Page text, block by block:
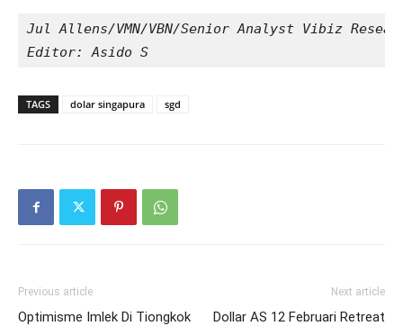
Jul Allens/VMN/VBN/Senior Analyst Vibiz
Editor: Asido S
TAGS dolar singapura sgd
Previous article
Optimisme Imlek Di Tiongkok
Next article
Dollar AS 12 Februari Retreat